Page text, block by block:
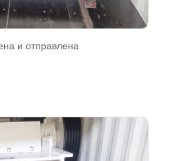
и отправлена